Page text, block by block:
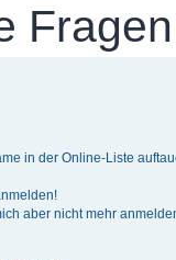
Fragen
in der Online-Liste
aber nicht mehr